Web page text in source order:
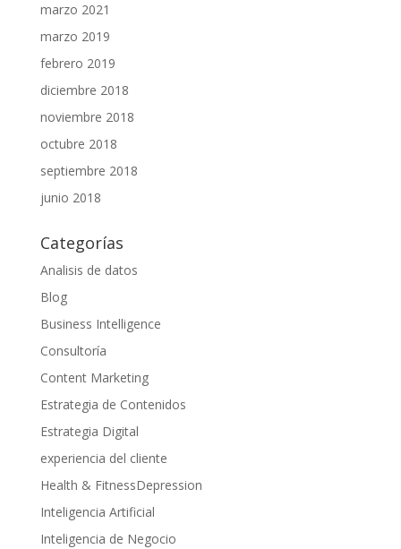
marzo 2021
marzo 2019
febrero 2019
diciembre 2018
noviembre 2018
octubre 2018
septiembre 2018
junio 2018
Categorías
Analisis de datos
Blog
Business Intelligence
Consultoría
Content Marketing
Estrategia de Contenidos
Estrategia Digital
experiencia del cliente
Health & FitnessDepression
Inteligencia Artificial
Inteligencia de Negocio